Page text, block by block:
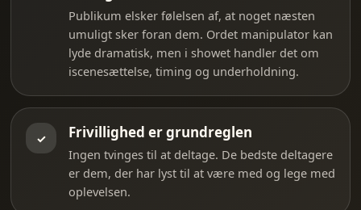
Publikum elsker følelsen af, at noget næsten
umuligt sker foran dem. Ordet manipulator kan
lyde dramatisk, men i showet handler det om
iscenesættelse, timing og underholdning.
✓ Frivillighed er grundreglen
Ingen tvinges til at deltage. De bedste deltagere
er dem, der har lyst til at være med og lege med
oplevelsen.